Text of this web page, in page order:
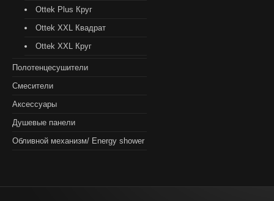
Ottek Plus Круг
Ottek XXL Квадрат
Ottek XXL Круг
Полотенцесушители
Смесители
Аксессуары
Душевые панели
Обливной механизм/ Energy shower